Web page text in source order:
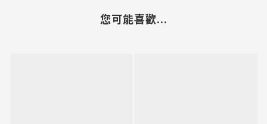
您可能喜歡...